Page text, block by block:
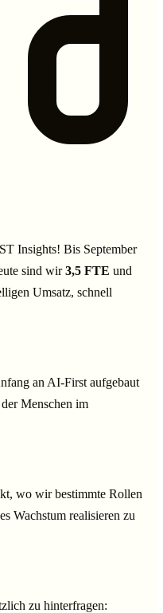
Insights! Bis September
sind wir3,5 FTE und
Umsatz, schnell
an AI-First aufgebaut
Menschen im
wo wir bestimmte Rollen
Wachstum realisieren zu
zu hinterfragen: